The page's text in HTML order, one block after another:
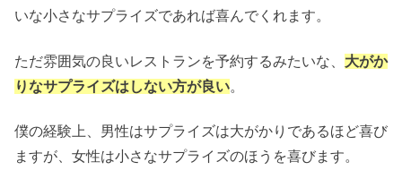
いな小さなサプライズであれば喜んでくれます。
ただ雰囲気の良いレストランを予約するみたいな、 大がか
りなサプライズはしない方が良い。
僕の経験上、男性はサプライズは大がかりであるほど喜び
ますが、女性は小さなサプライズのほうを喜びます。